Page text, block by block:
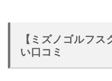
【ミズノゴルフス
い口コミ